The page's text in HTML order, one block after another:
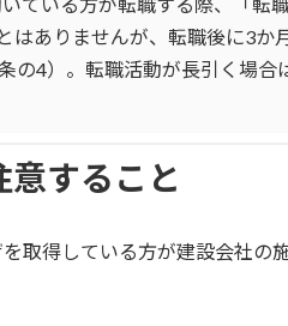
はありませんが、転職後に3
の4）。転職活動が長引く場合
すること
取得している方が建設会社